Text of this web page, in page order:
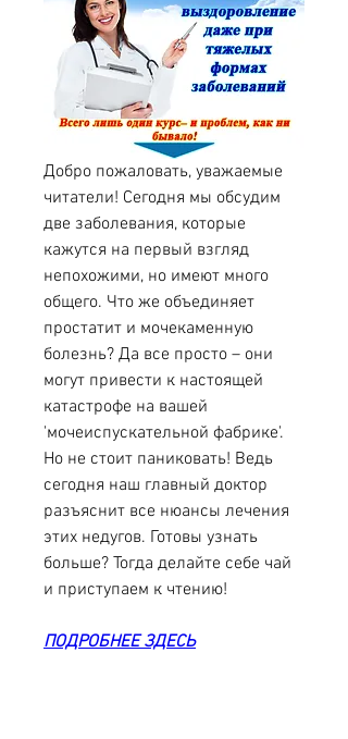
Добро пожаловать, уважаемые
читатели! Сегодня мы обсудим
две заболевания, которые
кажутся на первый взгляд
непохожими, но имеют много
общего. Что же объединяет
простатит и мочекаменную
болезнь? Да все просто – они
могут привести к настоящей
катастрофе на вашей
'мочеиспускательной фабрике'.
Но не стоит паниковать! Ведь
сегодня наш главный доктор
разъяснит все нюансы лечения
этих недугов. Готовы узнать
больше? Тогда делайте себе чай
и приступаем к чтению!
ПОДРОБНЕЕ ЗДЕСЬ